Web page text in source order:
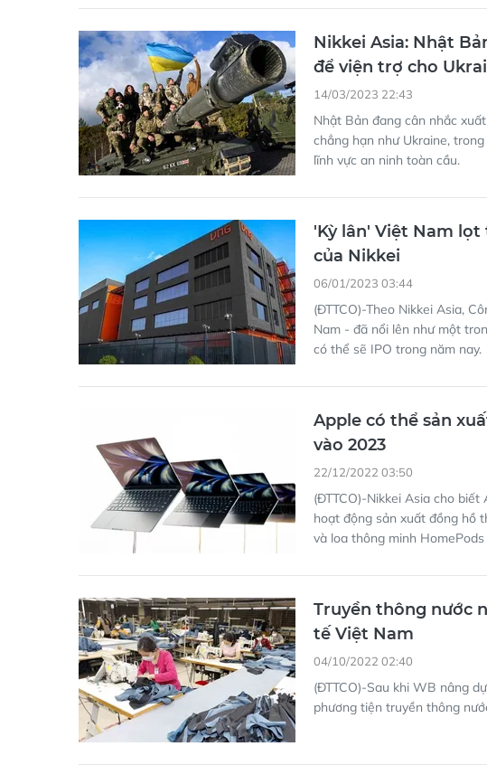
Nikkei Asia: Nhật
để viện trợ cho
14/03/2023 22:43
Nhật Bản đang cân nhắc
chẳng hạn như Ukraine,
lĩnh vực an ninh toàn cầu.
'Kỳ lân' Việt Nam
của Nikkei
06/01/2023 03:44
(ĐTTCO)-Theo Nikkei Asia,
Nam - đã nổi lên như một
có thể sẽ IPO trong năm nay.
Apple có thể sản
vào 2023
22/12/2022 03:50
(ĐTTCO)-Nikkei Asia cho
hoạt động sản xuất đồng hồ
và loa thông minh
Truyền thông nước
tế Việt Nam
04/10/2022 02:40
(ĐTTCO)-Sau khi WB nâng
phương tiện truyền thông